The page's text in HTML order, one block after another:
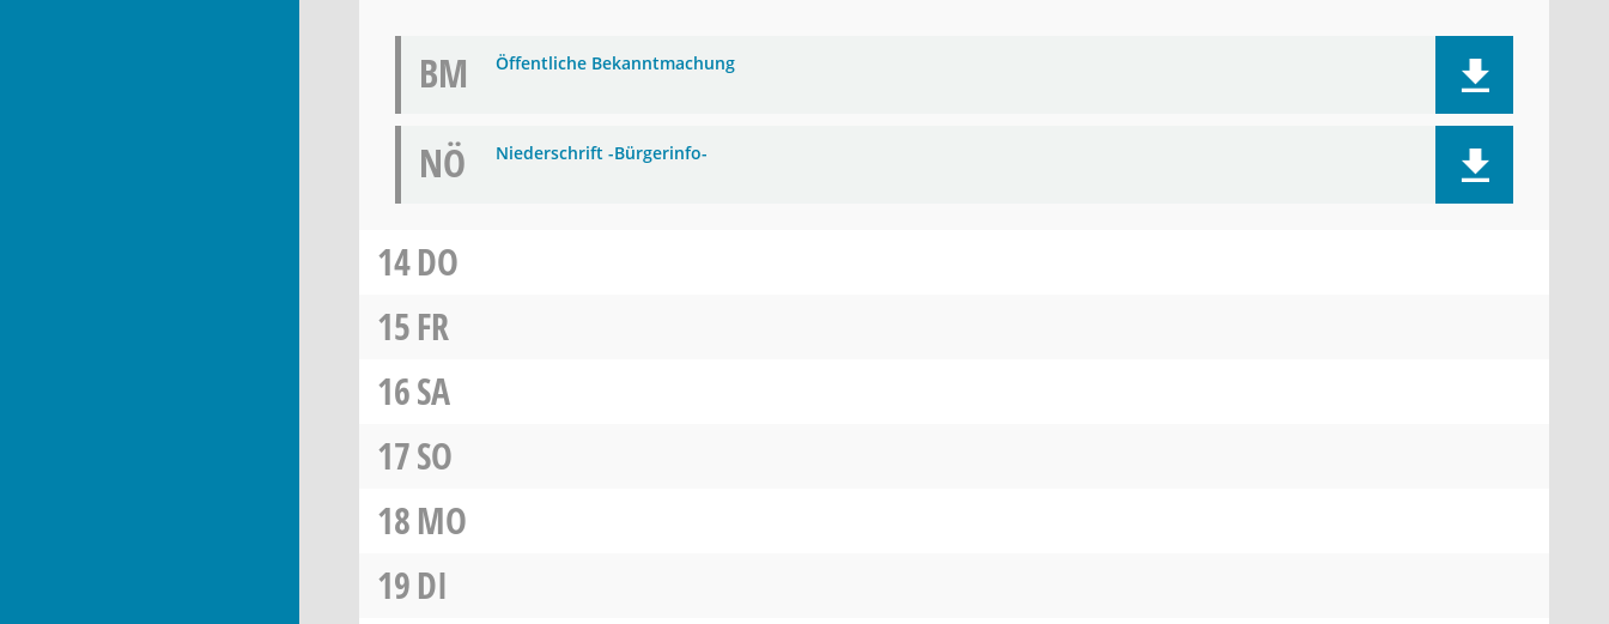
BM Öffentliche Bekanntmachung
NÖ Niederschrift -Bürgerinfo-
14DO
15FR
16SA
17SO
18MO
19DI